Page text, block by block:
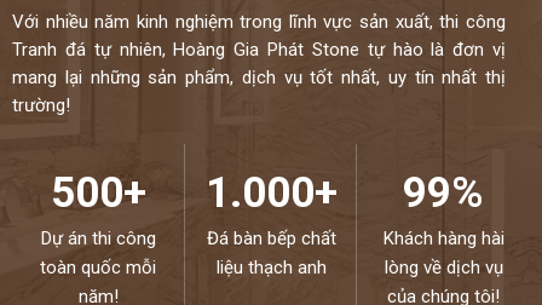
Với nhiều năm kinh nghiệm trong lĩnh vực sản xuất, thi công
Tranh đá tự nhiên, Hoàng Gia Phát Stone tự hào là đơn vị
mang lại những sản phẩm, dịch vụ tốt nhất, uy tín nhất thị
trường!
500+
Dự án thi công
toàn quốc mỗi
năm!
1.000+
Đá bàn bếp chất
liệu thạch anh
99%
Khách hàng hài
lòng về dịch vụ
của chúng tôi!